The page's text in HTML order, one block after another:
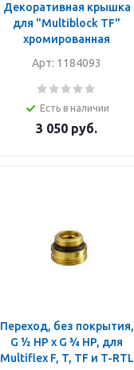
Декоративная крышка
для "Multiblock TF"
хромированная
Арт: 1184093
Есть в наличии
3 050 руб.
Переход, без покрытия,
G ½ HP x G ¾ HP, для
Multiflex F, T, TF и T-RTL